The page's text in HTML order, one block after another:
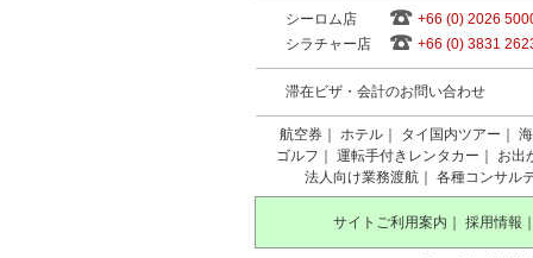
シーロム店
+66 (0) 2026
シラチャー店
+66 (0) 3831
滞在ビザ・会計のお問い合わせ
航空券 ホテル タイ国内ツアー
ゴルフ
運転手付きレンタカー
お出
法人向け業務渡航
各種コンサル
サイトご利用案内 採用情報